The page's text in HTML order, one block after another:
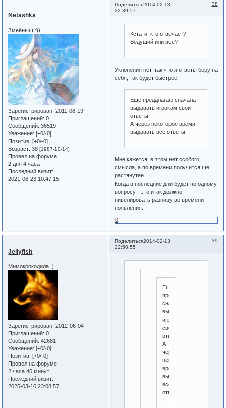
Поделиться 38
2014-02-13
22:39:57
Netashka
Змеёныш :))
Зарегистрирован: 2011-08-19
Приглашений: 0
Сообщений: 36519
Уважение: [+0/-0]
Позитив: [+0/-0]
Возраст: 38[1987-10-14]
Провел на форуме:
2 дня 4 часа
Последний визит:
2021-06-23 10:47:15
Кстати, кто отвечает?
Ведущий или все?
Уклонения нет, так что я ответы беру на
себя, так будет быстрее.
Еще преддлагаю сначала
выдавать игрокам свои
ответы.
А через некоторое время
выдавать все ответы.
Мне кажется, в этом нет особого
смысла, а по времени получится ще
растянутее.
Когда в последние дни будет по одному
вопросу - это итак должно
нивелировать разницу во времени
появления.
0
Поделиться 39
2014-02-13
22:50:55
Jellyfish
Мимокрокодила ;)
Зарегистрирован: 2012-06-04
Приглашений: 0
Сообщений: 42681
Уважение: [+0/-0]
Позитив: [+0/-0]
Провел на форуме:
2 часа 46 минут
Последний визит:
2025-03-10 23:08:57
Еще
преддлагаю
сначала
выдавать
игрокам
свои
ответы.
А
через
некоторое
время
выдавать
все
ответы.